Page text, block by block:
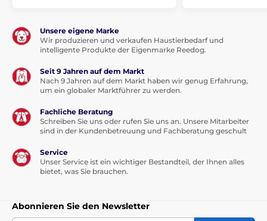
Unsere eigene Marke
Wir produzieren und verkaufen Haustierbedarf und
intelligente Produkte der Eigenmarke Reedog.
Seit 9 Jahren auf dem Markt
Nach 9 Jahren auf dem Markt haben wir genug Erfahrung,
um ein globaler Marktführer zu werden.
Fachliche Beratung
Schreiben Sie uns oder rufen Sie uns an. Unsere Mitarbeiter
sind in der Kundenbetreuung und Fachberatung geschult
Service
Unser Service ist ein wichtiger Bestandteil, der Ihnen alles
bietet, was Sie brauchen.
Abonnieren Sie den Newsletter